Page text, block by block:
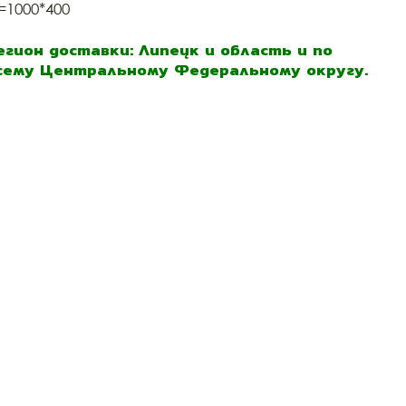
доставки: Липецк и область и по
Центральному Федеральному округу.